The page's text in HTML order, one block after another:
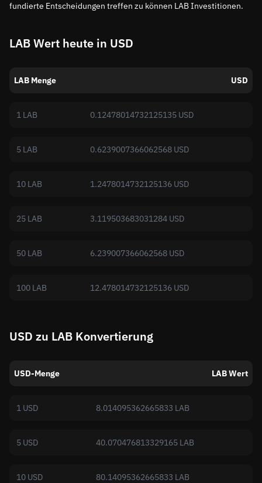
fundierte Entscheidungen treffen zu können LAB Investitionen.
LAB Wert heute in USD
LAB Menge USD
1 LAB 0.12478014732125135 USD
5 LAB 0.6239007366062568 USD
10 LAB 1.2478014732125136 USD
25 LAB 3.119503683031284 USD
50 LAB 6.239007366062568 USD
100 LAB 12.478014732125136 USD
USD zu LAB Konvertierung
USD-Menge LAB Wert
1 USD 8.014095362665833 LAB
5 USD 40.070476813329165 LAB
10 USD 80.14095362665833 LAB